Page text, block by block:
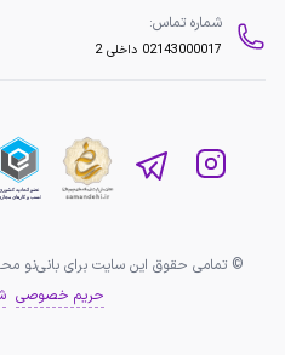
شماره تماس:
02143000017 داخلی 2
© تمامی حقوق این سایت برای بانی‌نو
حریم خصوصی